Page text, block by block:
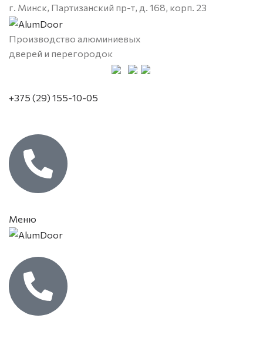
г. Минск, Партизанский пр-т, д. 168, корп. 23
Производство алюминиевых
дверей и перегородок
+375 (29) 155-10-05
Меню